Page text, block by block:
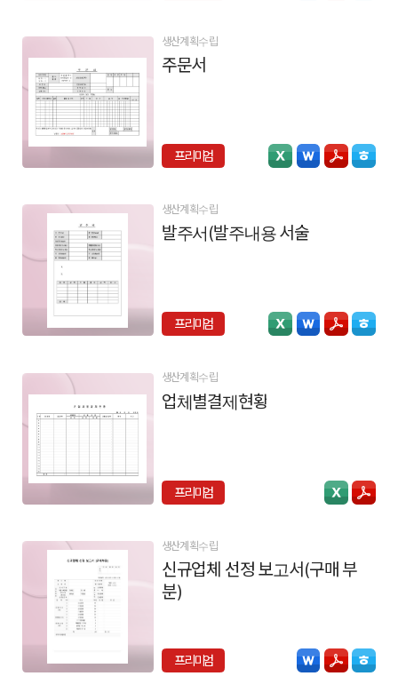
생산계획수립
주문서
프리미엄
생산계획수립
발주서(발주내용 서술)
프리미엄
생산계획수립
업체별결제현황
프리미엄
생산계획수립
신규업체 선정 보고서(구매 부
분)
프리미엄